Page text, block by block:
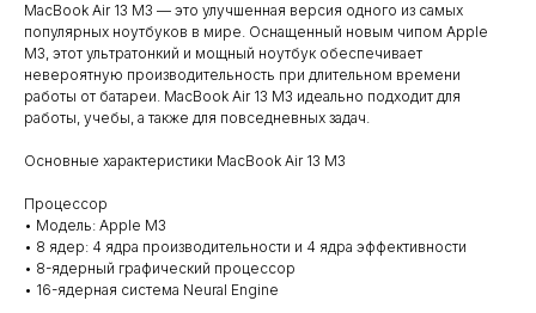
MacBook Air 13 M3 — это улучшенная версия одного из самых
популярных ноутбуков в мире. Оснащенный новым чипом Apple
M3, этот ультратонкий и мощный ноутбук обеспечивает
невероятную производительность при длительном времени
работы от батареи. MacBook Air 13 M3 идеально подходит для
работы, учебы, а также для повседневных задач.
Основные характеристики MacBook Air 13 M3
Процессор
• Модель: Apple M3
• 8 ядер: 4 ядра производительности и 4 ядра эффективности
• 8-ядерный графический процессор
• 16-ядерная система Neural Engine